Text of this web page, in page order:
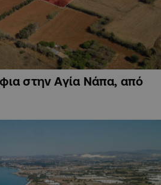
στην Αγία Νάπα, από